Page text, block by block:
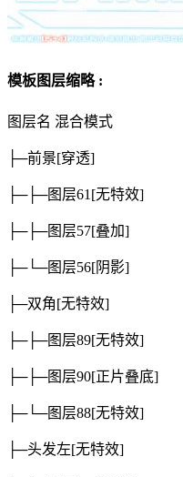
模板图层缩略 :
图层名 混合模式
├─前景[穿透]
├─├─图层61 [无特效]
├─├─图层57[叠加]
├─└─图层56[阴影]
├─双角[无特效]
├─├─图层89[无特效]
├─├─图层90[正片叠底]
├─└─图层88[无特效]
├─头发左[无特效]